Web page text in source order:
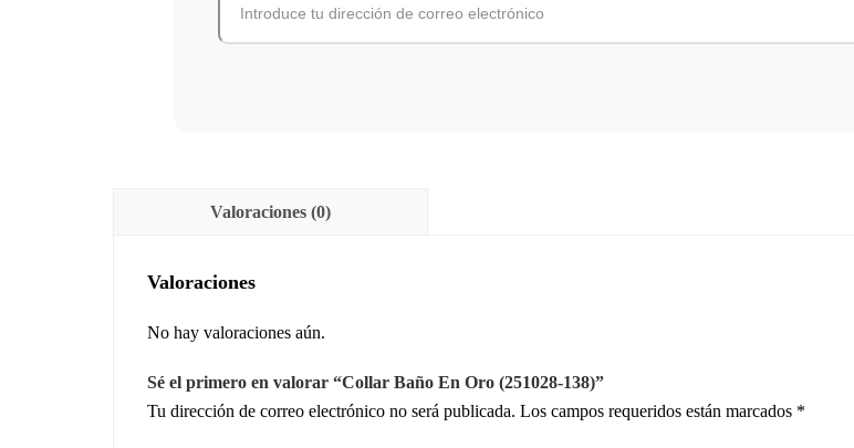
Valoraciones (0)
Valoraciones
No hay valoraciones aún.
Sé el primero en valorar “Collar Baño En Oro (251028-138)”
Tu dirección de correo electrónico no será publicada. Los campos requeridos están marcados *